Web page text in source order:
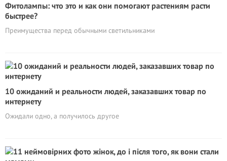
Фитолампы: что это и как они помогают растениям расти
быстрее?
Преимущества перед обычными светильниками
10 ожиданий и реальности людей, заказавших товар по
интернету
Ожидали одно, а получилось другое